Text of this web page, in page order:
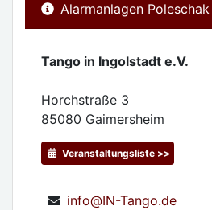
Alarmanlagen Poleschak
Tango in Ingolstadt e.V.
Horchstraße 3
85080 Gaimersheim
Veranstaltungsliste >>
info@IN-Tango.de